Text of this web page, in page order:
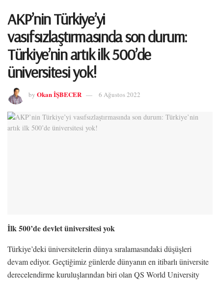
AKP’nin Türkiye’yi
vasıfsızlaştırmasında son durum:
Türkiye’nin artık ilk 500’de
üniversitesi yok!
by Okan İŞBECER 6 Ağustos 2022
İlk 500’de devlet üniversitesi yok
Türkiye’deki üniversitelerin dünya sıralamasındaki düşüşleri
devam ediyor. Geçtiğimiz günlerde dünyanın en itibarlı üniversite
derecelendirme kuruluşlarından biri olan QS World University